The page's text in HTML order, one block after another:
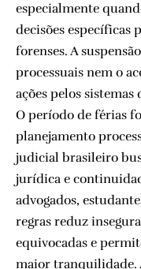
especialmente
decisões específicas
forenses. A
processuais nem o
ações pelos
O período de férias
planejamento
judicial brasileiro
jurídica e
advogados,
regras reduz
equivocadas e
maior tranquilidade.